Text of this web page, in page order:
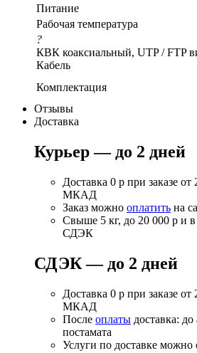
Питание
Рабочая температура
?
КВК коаксиальный, UTP / FTP
Кабель
Комплектация
Отзывы
Доставка
Курьер — до 2 дней
Доставка 0 р при заказе
МКАД
Заказ можно оплатить на
Свыше 5 кг, до 20 000 р и в
СДЭК
СДЭК — до 2 дней
Доставка 0 р при заказе
МКАД
После оплаты доставка:
постамата
Услуги по доставке можно